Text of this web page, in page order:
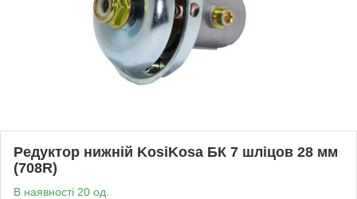
Редуктор нижній KosiKosa БК 7 шліцов 28 мм
(708R)
В наявності 20 од.